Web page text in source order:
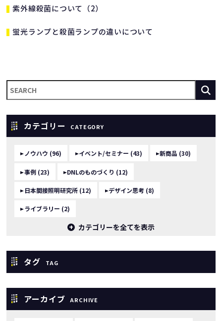
紫外線殺菌について（2）
蛍光ランプと殺菌ランプの違いについて
カテゴリー CATEGORY
ノウハウ (96) イベント/セミナー (43) 新商品 (30)
事例 (23) DNLのものづくり (12)
日本間接照明研究所 (12) デザイン思考 (8)
ライブラリー (2)
カテゴリーを全てを表示
タグ TAG
アーカイブ ARCHIVE